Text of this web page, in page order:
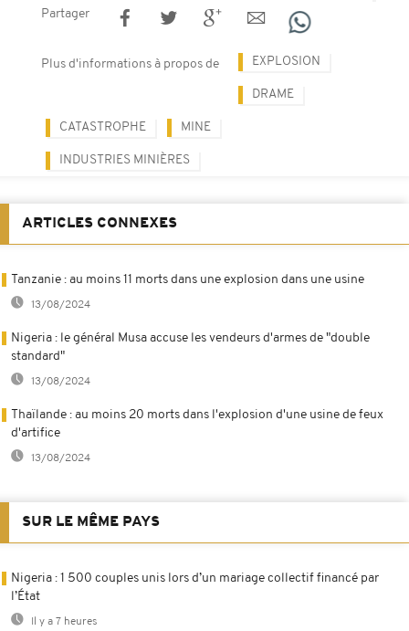
Partager
Plus d'informations à propos de EXPLOSION
DRAME
CATASTROPHE MINE
INDUSTRIES MINIÈRES
ARTICLES CONNEXES
Tanzanie : au moins 11 morts dans une explosion dans une usine
13/08/2024
Nigeria : le général Musa accuse les vendeurs d'armes de "double
standard"
13/08/2024
Thaïlande : au moins 20 morts dans l'explosion d'une usine de feux
d'artifice
13/08/2024
SUR LE MÊME PAYS
Nigeria : 1 500 couples unis lors d’un mariage collectif financé par
l’État
Il y a 7 heures